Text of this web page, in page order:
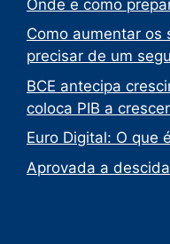
Onde e como
Como aumentar os
precisar de um
BCE antecipa
coloca PIB a
Euro Digital: O que
Aprovada a